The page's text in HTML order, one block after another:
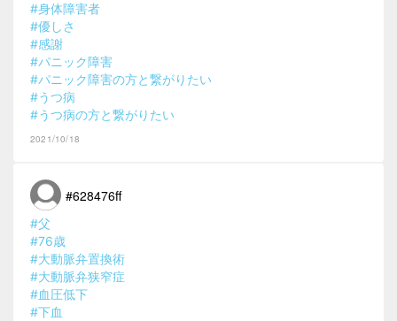
#身体障害者
#優しさ
#感謝
#パニック障害
#パニック障害の方と繋がりたい
#うつ病
#うつ病の方と繋がりたい
2021/10/18
#628476ff
#父
#76歳
#大動脈弁置換術
#大動脈弁狭窄症
#血圧低下
#下血